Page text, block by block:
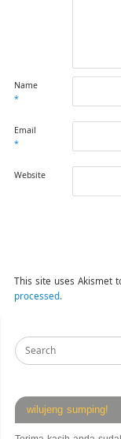
Name
*
Email
*
Website
This site uses Akismet
processed.
wilujeng sumping!